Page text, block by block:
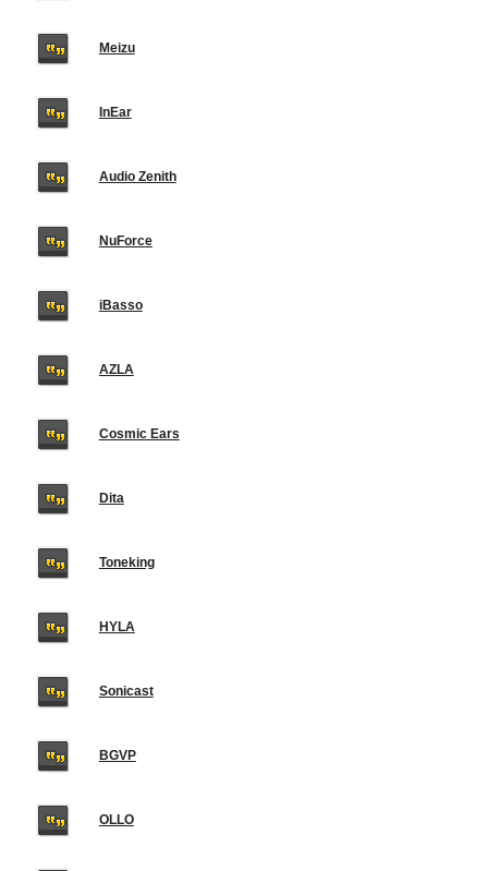
Meizu
InEar
Audio Zenith
NuForce
iBasso
AZLA
Cosmic Ears
Dita
Toneking
HYLA
Sonicast
BGVP
OLLO